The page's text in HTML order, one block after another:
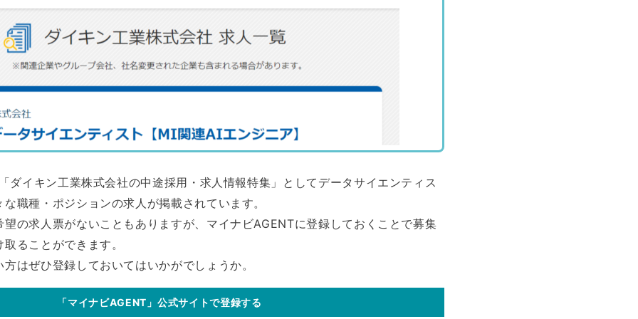
ダイキン工業株式会社の中途採用・求人情報特集」としてデータサイエンティス
職種・ポジションの求人が掲載されています。
の求人票がないこともありますが、マイナビAGENTに登録しておくことで募集
ることができます。
はぜひ登録しておいてはいかがでしょうか。
「マイナビAGENT」公式サイトで登録する